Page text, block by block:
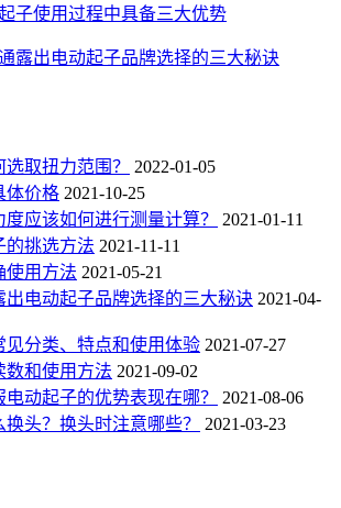
子使用过程中具备三大优势
露出电动起子品牌选择的三大秘诀
取扭力范围？
2022-01-05
体价格 2021-10-25
应该如何进行测量计算？
2021-01-11
的挑选方法 2021-11-11
使用方法 2021-05-21
出电动起子品牌选择的三大秘诀 2021-04-
见分类、特点和使用体验 2021-07-27
数和使用方法 2021-09-02
动起子的优势表现在哪？
2021-08-06
头？换头时注意哪些？
2021-03-23